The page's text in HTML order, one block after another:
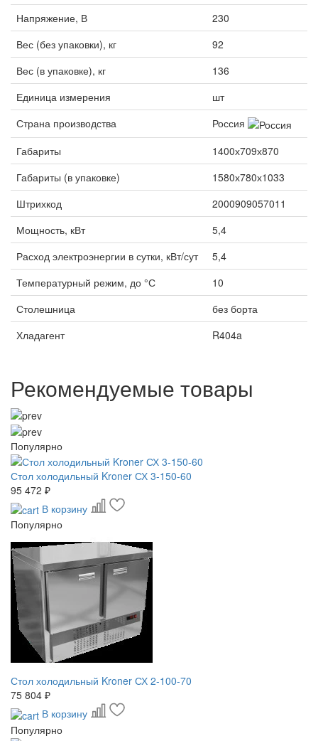
Напряжение, В
230
Вес (без упаковки), кг
92
Вес (в упаковке), кг
136
Единица измерения
шт
Страна производства
Россия
Габариты
1400х709х870
Габариты (в упаковке)
1580х780х1033
Штрихкод
2000909057011
Мощность, кВт
5,4
Расход электроэнергии в сутки, кВт/сут
5,4
Температурный режим, до °С
10
Столешница
без борта
Хладагент
R404a
Рекомендуемые товары
Популярно
Стол холодильный Kroner СХ 3-150-60
95 472 ₽
В корзину
Популярно
Стол холодильный Kroner СХ 2-100-70
75 804 ₽
В корзину
Популярно